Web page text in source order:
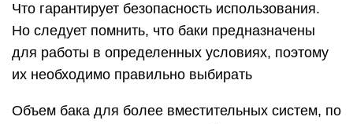
Что гарантирует безопасность использования.
Но следует помнить, что баки предназначены
для работы в определенных условиях, поэтому
их необходимо правильно выбирать
Объем бака для более вместительных систем, по